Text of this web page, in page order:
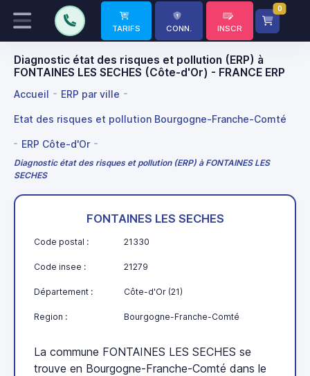
TARIFS CONN. INSCR
0
Diagnostic état des risques et pollution (ERP) à
FONTAINES LES SECHES (Côte-d'Or) - FRANCE ERP
Accueil ERP par ville
Etat des risques et pollution Bourgogne-Franche-Comté
ERP Côte-d'Or
Diagnostic état des risques et pollution (ERP) à FONTAINES LES
SECHES
FONTAINES LES SECHES
Code postal : 21330
Code insee : 21279
Département : Côte-d'Or (21)
Region : Bourgogne-Franche-Comté
La commune FONTAINES LES SECHES se
trouve en Bourgogne-Franche-Comté dans le